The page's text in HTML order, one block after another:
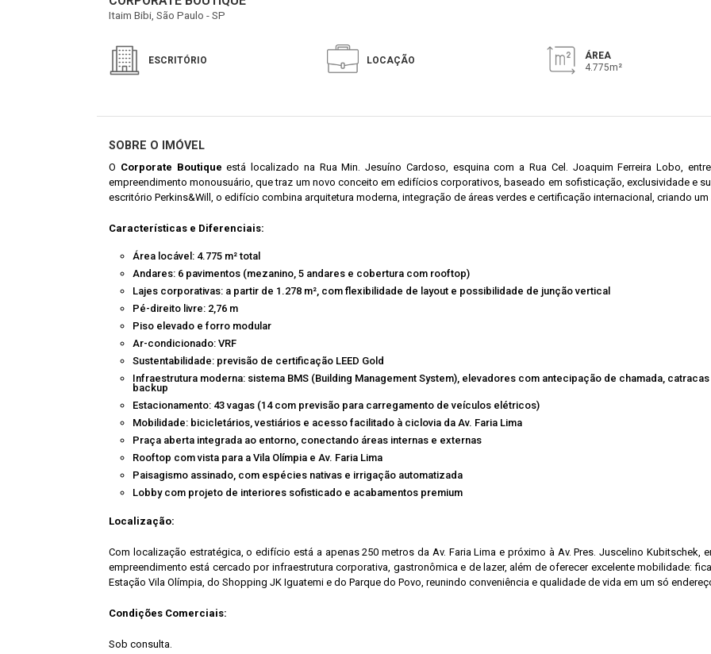
Itaim Bibi, São Paulo - SP
ESCRITÓRIO LOCAÇÃO
ÁREA
4.775m²
SOBRE O IMÓVEL
O Corporate Boutique está localizado na Rua Min. Jesuíno Cardoso, esquina com a Rua Cel. Joaquim Ferreira Lobo,
empreendimento monousuário, que traz um novo conceito em edifícios corporativos, baseado em sofisticação, exclusividade e
escritório Perkins&Will, o edifício combina arquitetura moderna, integração de áreas verdes e certificação internacional, criando
Características e Diferenciais:
Área locável: 4.775 m² total
Andares: 6 pavimentos (mezanino, 5 andares e cobertura com rooftop)
Lajes corporativas: a partir de 1.278 m², com flexibilidade de layout e possibilidade de junção vertical
Pé-direito livre: 2,76 m
Piso elevado e forro modular
Ar-condicionado: VRF
Sustentabilidade: previsão de certificação LEED Gold
Infraestrutura moderna: sistema BMS (Building Management System), elevadores com antecipação de chamada,
backup
Estacionamento: 43 vagas (14 com previsão para carregamento de veículos elétricos)
Mobilidade: bicicletários, vestiários e acesso facilitado à ciclovia da Av. Faria Lima
Praça aberta integrada ao entorno, conectando áreas internas e externas
Rooftop com vista para a Vila Olímpia e Av. Faria Lima
Paisagismo assinado, com espécies nativas e irrigação automatizada
Lobby com projeto de interiores sofisticado e acabamentos premium
Localização:
Com localização estratégica, o edifício está a apenas 250 metros da Av. Faria Lima e próximo à Av. Pres. Juscelino Kubitschek,
empreendimento está cercado por infraestrutura corporativa, gastronômica e de lazer, além de oferecer excelente mobilidade:
Estação Vila Olímpia, do Shopping JK Iguatemi e do Parque do Povo, reunindo conveniência e qualidade de vida em um só
Condições Comerciais:
Sob consulta.